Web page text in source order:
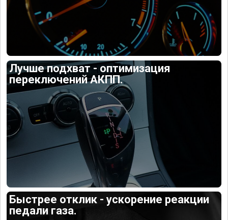
Лучше подхват - оптимизация
переключений АКПП.
Быстрее отклик - ускорение реакции
педали газа.